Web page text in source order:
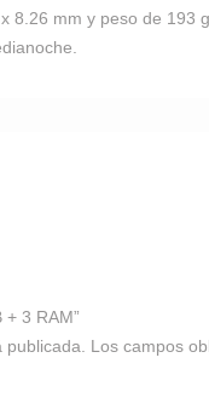
8.26 mm y peso de 193
3 RAM”
Los campos